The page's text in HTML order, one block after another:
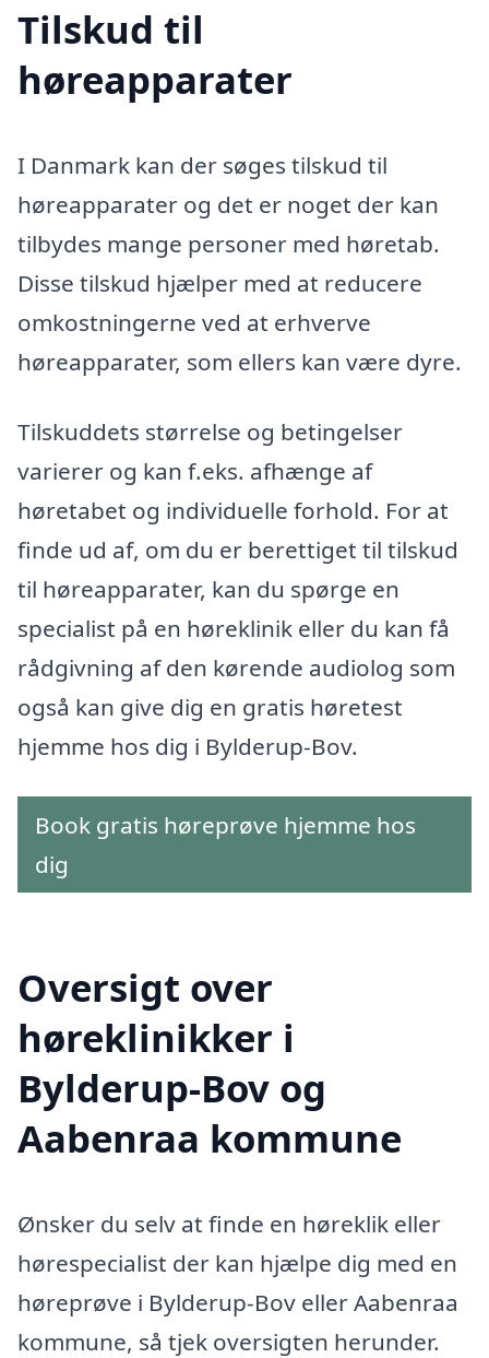
Tilskud til
høreapparater
I Danmark kan der søges tilskud til
høreapparater og det er noget der kan
tilbydes mange personer med høretab.
Disse tilskud hjælper med at reducere
omkostningerne ved at erhverve
høreapparater, som ellers kan være dyre.
Tilskuddets størrelse og betingelser
varierer og kan f.eks. afhænge af
høretabet og individuelle forhold. For at
finde ud af, om du er berettiget til tilskud
til høreapparater, kan du spørge en
specialist på en høreklinik eller du kan få
rådgivning af den kørende audiolog som
også kan give dig en gratis høretest
hjemme hos dig i Bylderup-Bov.
Book gratis høreprøve hjemme hos
dig
Oversigt over
høreklinikker i
Bylderup-Bov og
Aabenraa kommune
Ønsker du selv at finde en høreklik eller
hørespecialist der kan hjælpe dig med en
høreprøve i Bylderup-Bov eller Aabenraa
kommune, så tjek oversigten herunder.